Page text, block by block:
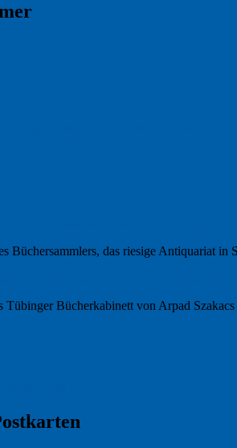
Büchersammlers, das riesige Antiquariat in
Tübinger Bücherkabinett von Arpad Szakacs